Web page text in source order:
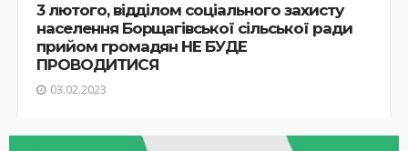
3 лютого, відділом соціального захисту
населення Борщагівської сільської ради
прийом громадян НЕ БУДЕ
ПРОВОДИТИСЯ
03.02.2023